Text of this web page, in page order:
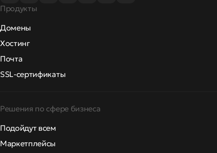
Продукты
Домены
Хостинг
Почта
SSL-сертификаты
Решения по сфере бизнеса
Подойдут всем
Маркетплейсы